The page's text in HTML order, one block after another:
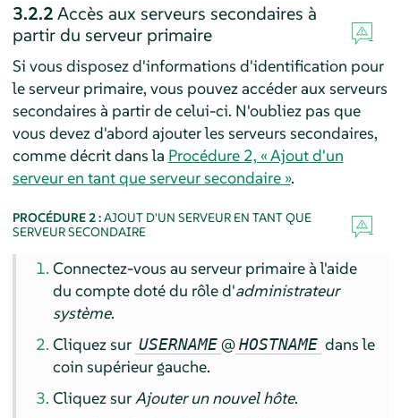
3.2.2Accès aux serveurs secondaires à
partir du serveur primaire
Si vous disposez d'informations d'identification pour
le serveur primaire, vous pouvez accéder aux serveurs
secondaires à partir de celui-ci. N'oubliez pas que
vous devez d'abord ajouter les serveurs secondaires,
comme décrit dans la Procédure 2, « Ajout d'un
serveur en tant que serveur secondaire ».
PROCÉDURE 2 :AJOUT D'UN SERVEUR EN TANT QUE
SERVEUR SECONDAIRE
Connectez-vous au serveur primaire à l'aide
du compte doté du rôle d'administrateur
système.
Cliquez sur USERNAME@HOSTNAME dans le
coin supérieur gauche.
Cliquez surAjouter un nouvel hôte.